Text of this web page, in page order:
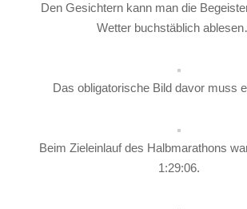
Den Gesichtern kann man die
Wetter buchstäblich
Das obligatorische Bild davor muss
Beim Zieleinlauf des Halbmarathons
1:29:06.